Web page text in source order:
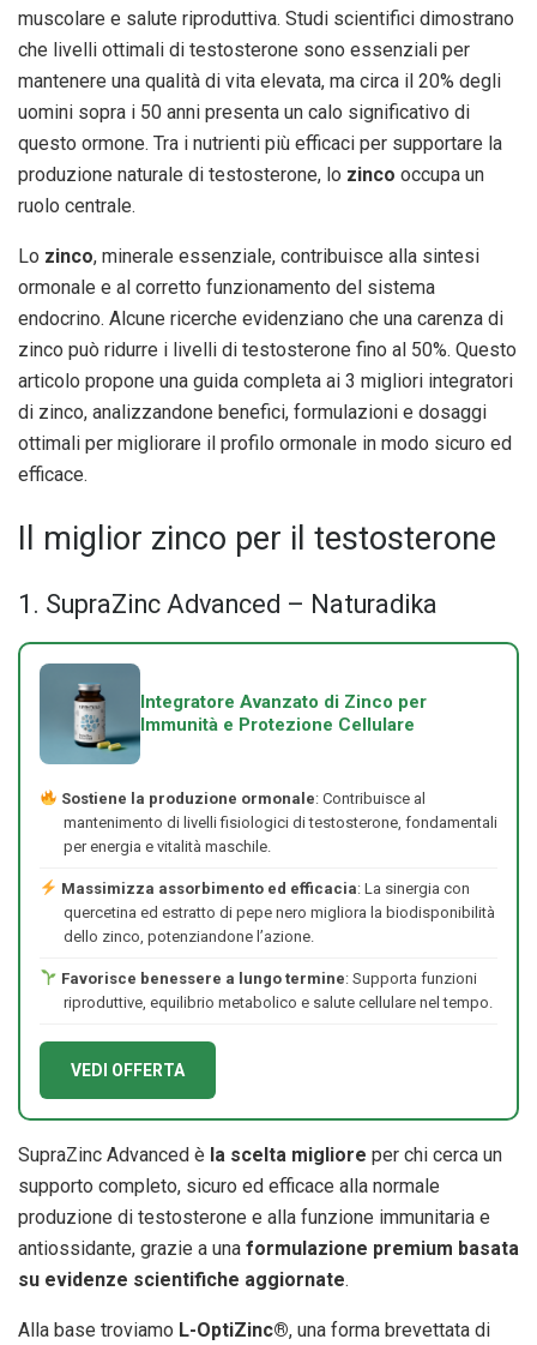
muscolare e salute riproduttiva. Studi scientifici dimostrano
che livelli ottimali di testosterone sono essenziali per
mantenere una qualità di vita elevata, ma circa il 20% degli
uomini sopra i 50 anni presenta un calo significativo di
questo ormone. Tra i nutrienti più efficaci per supportare la
produzione naturale di testosterone, lo zinco occupa un
ruolo centrale.
Lo zinco, minerale essenziale, contribuisce alla sintesi
ormonale e al corretto funzionamento del sistema
endocrino. Alcune ricerche evidenziano che una carenza di
zinco può ridurre i livelli di testosterone fino al 50%. Questo
articolo propone una guida completa ai 3 migliori integratori
di zinco, analizzandone benefici, formulazioni e dosaggi
ottimali per migliorare il profilo ormonale in modo sicuro ed
efficace.
Il miglior zinco per il testosterone
1. SupraZinc Advanced – Naturadika
Integratore Avanzato di Zinco per
Immunità e Protezione Cellulare
Sostiene la produzione ormonale: Contribuisce al
mantenimento di livelli fisiologici di testosterone, fondamentali
per energia e vitalità maschile.
Massimizza assorbimento ed efficacia: La sinergia con
quercetina ed estratto di pepe nero migliora la biodisponibilità
dello zinco, potenziandone l’azione.
Favorisce benessere a lungo termine: Supporta funzioni
riproduttive, equilibrio metabolico e salute cellulare nel tempo.
VEDI OFFERTA
SupraZinc Advanced è la scelta migliore per chi cerca un
supporto completo, sicuro ed efficace alla normale
produzione di testosterone e alla funzione immunitaria e
antiossidante, grazie a una formulazione premium basata
su evidenze scientifiche aggiornate.
Alla base troviamo L-OptiZinc®, una forma brevettata di